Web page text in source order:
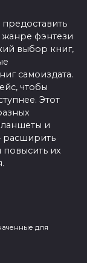
фэнтези
выбор книг,
самоиздата.
чтобы
Этот
и
расширить
их
для